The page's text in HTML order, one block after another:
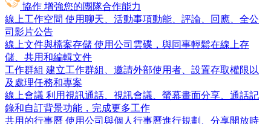
協作 增強您的團隊合作能力
線上工作空間 使用聊天、活動事項動能、評論、回應、全公
司影片公告
線上文件與檔案存儲 使用公司雲碟，與同事輕鬆在線上存
儲、共用和編輯文件
工作群組 建立工作群組、邀請外部使用者、設置存取權限以
及處理任務和專案
線上會議 利用視訊通話、視訊會議、螢幕畫面分享、通話記
錄和自訂背景功能，完成更多工作
共用的行事曆 使用公司與個人行事曆進行規劃、分享開放時